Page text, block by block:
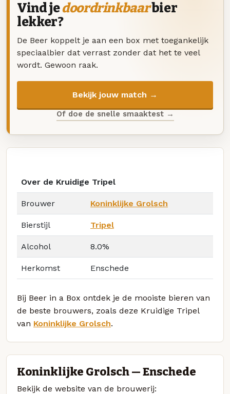
Vind jedoordrinkbaarbier
lekker?
De Beer koppelt je aan een box met toegankelijk
speciaalbier dat verrast zonder dat het te veel
wordt. Gewoon raak.
Bekijk jouw match →
Of doe de snelle smaaktest →
Over de Kruidige Tripel
Brouwer Koninklijke Grolsch
Bierstijl Tripel
Alcohol 8.0%
Herkomst Enschede
Bij Beer in a Box ontdek je de mooiste bieren van
de beste brouwers, zoals deze Kruidige Tripel
van Koninklijke Grolsch.
Koninklijke Grolsch — Enschede
Bekijk de website van de brouwerij: